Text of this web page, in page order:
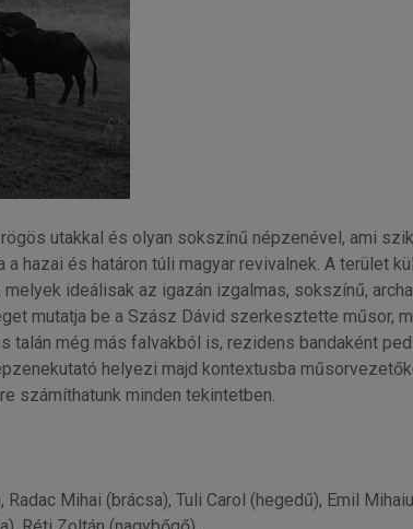
utakkal és olyan sokszínű népzenével, ami
hazai és határon túli magyar revivalnek. A terület
ideálisak az igazán izgalmas, sokszínű,
mutatja be a Szász Dávid szerkesztette műsor,
még más falvakból is, rezidens bandaként
helyezi majd kontextusba
számíthatunk minden tekintetben.
Mihai (brácsa), Tuli Carol (hegedű), Emil